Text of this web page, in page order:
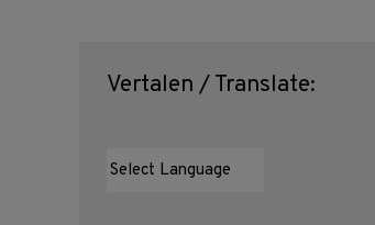
Vertalen / Translate: